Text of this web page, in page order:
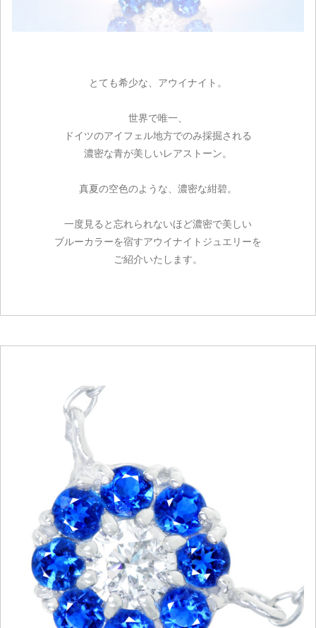
とても希少な、アウイナイト。
世界で唯一、
ドイツのアイフェル地方でのみ採掘される
濃密な青が美しいレアストーン。
真夏の空色のような、濃密な紺碧。
一度見ると忘れられないほど濃密で美しい
ブルーカラーを宿すアウイナイトジュエリーを
ご紹介いたします。